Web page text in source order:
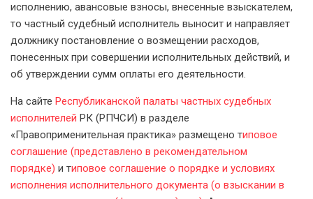
исполнению, авансовые взносы, внесенные взыскателем,
то частный судебный исполнитель выносит и направляет
должнику постановление о возмещении расходов,
понесенных при совершении исполнительных действий, и
об утверждении сумм оплаты его деятельности.
На сайте Республиканской палаты частных судебных
исполнителей РК (РПЧСИ) в разделе
«Правоприменительная практика» размещено типовое
соглашение (представлено в рекомендательном
порядке) и типовое соглашение о порядке и условиях
исполнения исполнительного документа (о взыскании в